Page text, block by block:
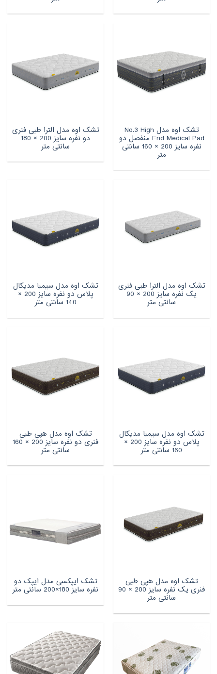
تشک اوه مدل No.3 High
End Medical Pad منفصل دو
نفره سایز 200 × 160 سانتی
متر
تشک اوه مدل الترا طبی فنری
دو نفره سایز 200 × 180
سانتی متر
تشک اوه مدل الترا طبی فنری
یک نفره سایز 200 × 90
سانتی متر
تشک اوه مدل سیمبا مدیکال
پلاس دو نفره سایز 200 ×
140 سانتی متر
تشک اوه مدل سیمبا مدیکال
پلاس دو نفره سایز 200 ×
160 سانتی متر
تشک اوه مدل هپی طبی
فنری دو نفره سایز 200 × 160
سانتی متر
تشک اوه مدل هپی طبی
فنری یک نفره سایز 200 × 90
سانتی متر
تشک ایپکسی مدل ایپک دو
نفره سایز 180×200 سانتی متر